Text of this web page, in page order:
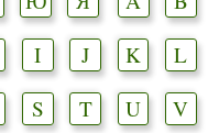
I J K
L
S T U
V